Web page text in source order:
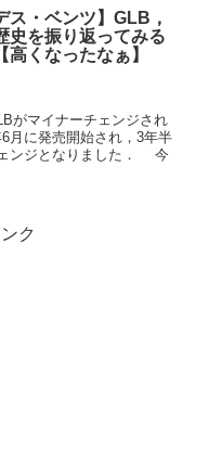
ス・ベンツ】GLB，
史を振り返ってみる
高くなったなぁ】
がマイナーチェンジされ
に発売開始され，3年半
ンジとなりました． 今
ク